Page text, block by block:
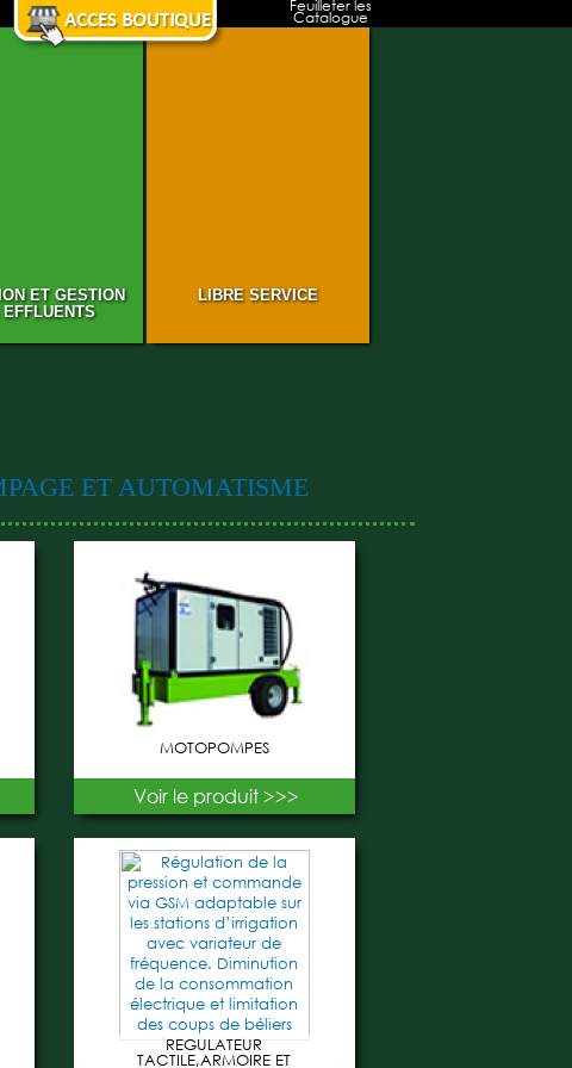
ET GESTION
EFFLUENTS
LIBRE SERVICE
Feuilleter les
Catalogue
ET AUTOMATISME
MOTOPOMPES
Voir le produit >>>
REGULATEUR
TACTILE,ARMOIRE ET